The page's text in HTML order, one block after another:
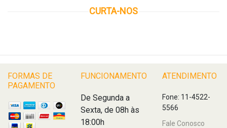
CURTA-NOS
FORMAS DE
PAGAMENTO
FUNCIONAMENTO
De Segunda a
Sexta, de 08h às
18:00h
ATENDIMENTO
Fone: 11-4522-
5566
Fale Conosco